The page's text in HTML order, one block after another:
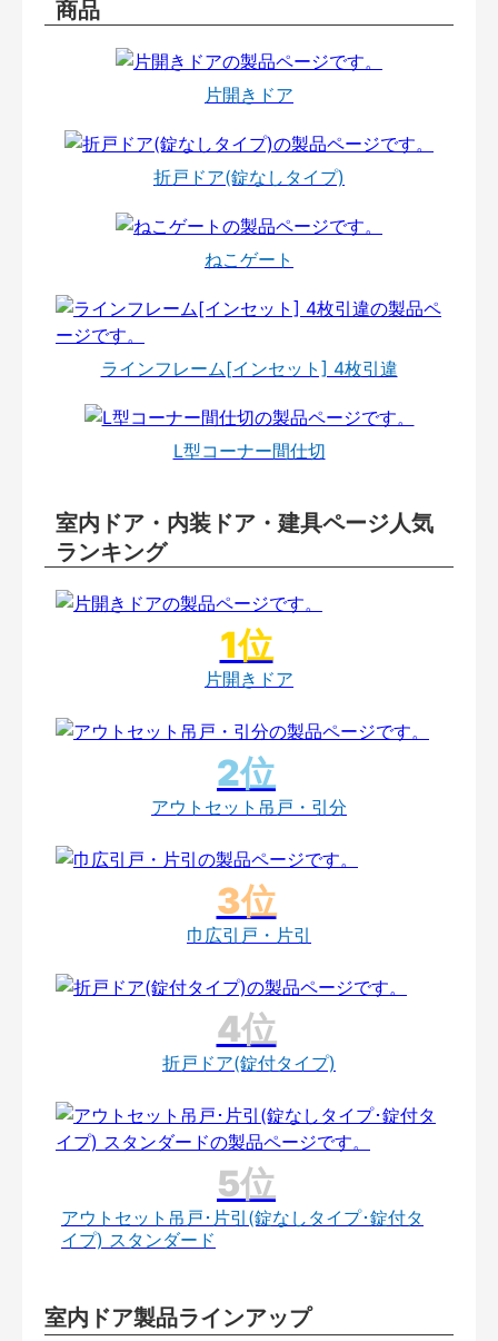
商品
片開きドア
折戸ドア(錠なしタイプ)
ねこゲート
ラインフレーム[インセット] 4枚引違
L型コーナー間仕切
室内ドア・内装ドア・建具ページ人気
ランキング
片開きドア
アウトセット吊戸・引分
巾広引戸・片引
折戸ドア(錠付タイプ)
アウトセット吊戸･片引(錠なしタイプ･錠付タ
イプ) スタンダード
室内ドア製品ラインアップ